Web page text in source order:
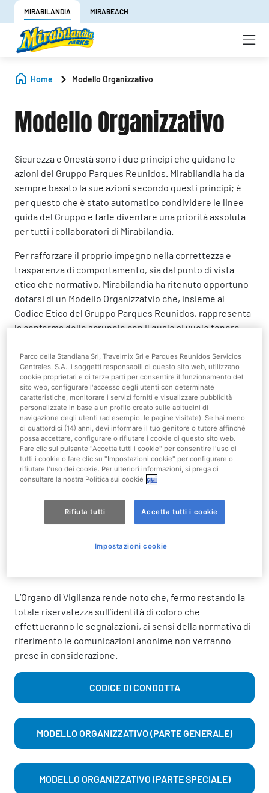
MIRABILANDIA MIRABEACH
Home Modello Organizzativo
Modello Organizzativo
Sicurezza e Onestà sono i due principi che guidano le
azioni del Gruppo Parques Reunidos. Mirabilandia ha da
sempre basato la sue azioni secondo questi principi; è
per questo che è stato automatico condividere le linee
guida del Gruppo e farle diventare una priorità assoluta
per tutti i collaboratori di Mirabilandia.
Per rafforzare il proprio impegno nella correttezza e
trasparenza di comportamento, sia dal punto di vista
etico che normativo, Mirabilandia ha ritenuto opportuno
dotarsi di un Modello Organizzatvio che, insieme al
Codice Etico del Gruppo Parques Reunidos, rappresenta
la conferma dello scrupolo con il quale si vuole tenere
svolta.
Questo impegno accomuna indistintamente Mirabilandia
e tutti i propri collaboratori, nell’ambito delle rispettive
attività svolte.
Per la verifica imparziale della corretta applicazione di
tutto quanto contenuto nel Modello Organizzativo e nel
Codice di Condotta, è stato istituito un apposito Organo
di Vigilanza perfettamente autonomo ed indipendente,
etici contenuti nel Modello Organizzativo e nel Codice di
L’Organo di Vigilanza rende noto che, fermo restando la
totale riservatezza sull’identità di coloro che
effettueranno le segnalazioni, ai sensi della normativa di
riferimento le comunicazioni anonime non verranno
prese in considerazione.
CODICE DI CONDOTTA
MODELLO ORGANIZZATIVO (PARTE GENERALE)
MODELLO ORGANIZZATIVO (PARTE SPECIALE)
Parco della Standiana Srl, Travelmix Srl e Parques Reunidos Servicios
Centrales, S.A., i soggetti responsabili di questo sito web, utilizzano
cookie proprietari e di terze parti per consentire il funzionamento del
sito web, configurare l'accesso degli utenti con determinate
caratteristiche, monitorare i servizi forniti e visualizzare pubblicità
personalizzate in base a un profilo creato sulle abitudini di
navigazione degli utenti (ad esempio, le pagine visitate). Se hai meno
di quattordici (14) anni, devi informare il tuo genitore o tutore affinché
possa accettare, configurare o rifiutare i cookie di questo sito web.
Fare clic sul pulsante "Accetta tutti i cookie" per consentire l'uso di
tutti i cookie o fare clic su "Impostazioni cookie" per configurare o
rifiutare l'uso dei cookie. Per ulteriori informazioni, si prega di
consultare la nostra Politica sui cookie qui
Rifiuta tutti Accetta tutti i cookie
Impostazioni cookie